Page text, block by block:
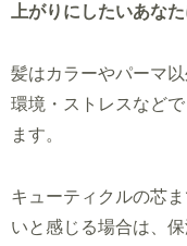
上がりにしたいあな
髪はカラーやパーマ
環境・ストレスなど
ます。
キューティクルの芯
いと感じる場合は、